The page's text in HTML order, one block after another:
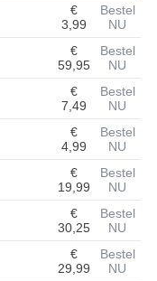
€
3,99
Bestel
NU
€
59,95
Bestel
NU
€
7,49
Bestel
NU
€
4,99
Bestel
NU
€
19,99
Bestel
NU
€
30,25
Bestel
NU
€
29,99
Bestel
NU